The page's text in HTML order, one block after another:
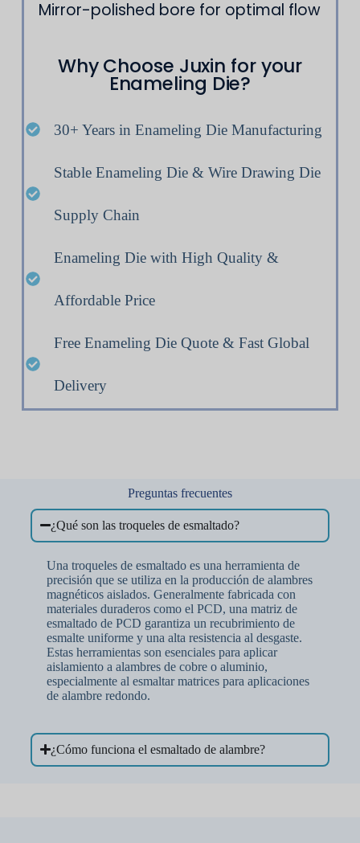
Mirror-polished bore for optimal flow
Why Choose Juxin for your
Enameling Die?
30+ Years in Enameling Die Manufacturing
Stable Enameling Die & Wire Drawing Die
Supply Chain
Enameling Die with High Quality &
Affordable Price
Free Enameling Die Quote & Fast Global
Delivery
Preguntas frecuentes
¿Qué son las troqueles de esmaltado?
Una troqueles de esmaltado es una herramienta de
precisión que se utiliza en la producción de alambres
magnéticos aislados. Generalmente fabricada con
materiales duraderos como el PCD, una matriz de
esmaltado de PCD garantiza un recubrimiento de
esmalte uniforme y una alta resistencia al desgaste.
Estas herramientas son esenciales para aplicar
aislamiento a alambres de cobre o aluminio,
especialmente al esmaltar matrices para aplicaciones
de alambre redondo.
¿Cómo funciona el esmaltado de alambre?